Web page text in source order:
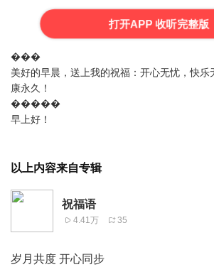
打开APP 收听完整版
���
美好的早晨，送上我的祝福：开心无忧，快乐
康永久！
�����
早上好！
以上内容来自专辑
祝福语
4.41万 35
岁月共度 开心同步